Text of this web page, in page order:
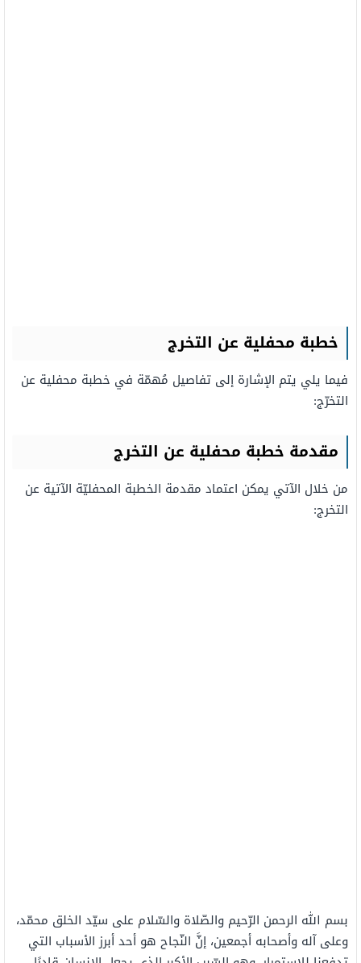
خطبة محفلية عن التخرج
فيما يلي يتم الإشارة إلى تفاصيل مُهمّة في خطبة محفلية عن
التخرّج:
مقدمة خطبة محفلية عن التخرج
من خلال الآتي يمكن اعتماد مقدمة الخطبة المحفليّة الآتية عن
التخرج:
بسم الله الرحمن الرّحيم والصّلاة والسّلام على سيّد الخلق محمّد،
وعلى آله وأصحابه أجمعين، إنَّ النّجاح هو أحد أبرز الأسباب التي